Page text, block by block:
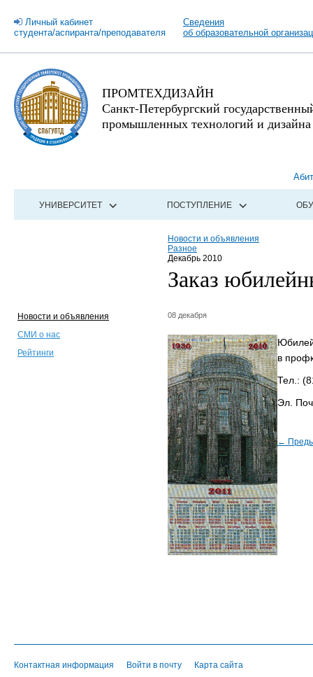
Личный кабинет
студента/аспиранта/преподавателя
Сведения
об образовательной
ПРОМТЕХДИЗАЙН
Санкт-Петербургский
промышленных технологий и дизайна
УНИВЕРСИТЕТ ПОСТУПЛЕНИЕ
Новости и объявления
Разное
Декабрь 2010
Заказ
Новости и объявления
СМИ о нас
Рейтинги
08 декабря
в
Тел.:
Эл.
←
Контактная информация Войти в почту Карта сайта